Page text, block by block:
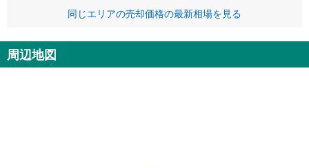
同じエリアの売却価格の最新相場を見る
周辺地図